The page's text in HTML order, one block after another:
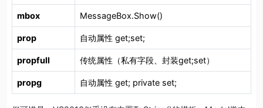
mbox MessageBox.Show()
prop 自动属性 get;set;
propfull 传统属性（私有字段、封装get;set）
propg 自动属性 get; private set;